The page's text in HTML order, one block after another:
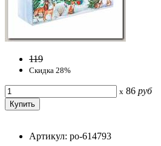
119
Скидка 28%
x 86 руб
Артикул: po-614793